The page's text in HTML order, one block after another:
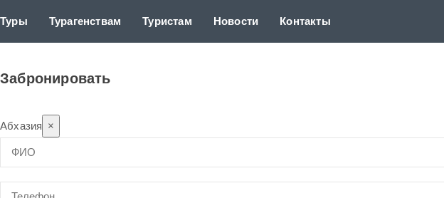
Туры Турагенствам Туристам Новости Контакты
Забронировать
Абхазия ×